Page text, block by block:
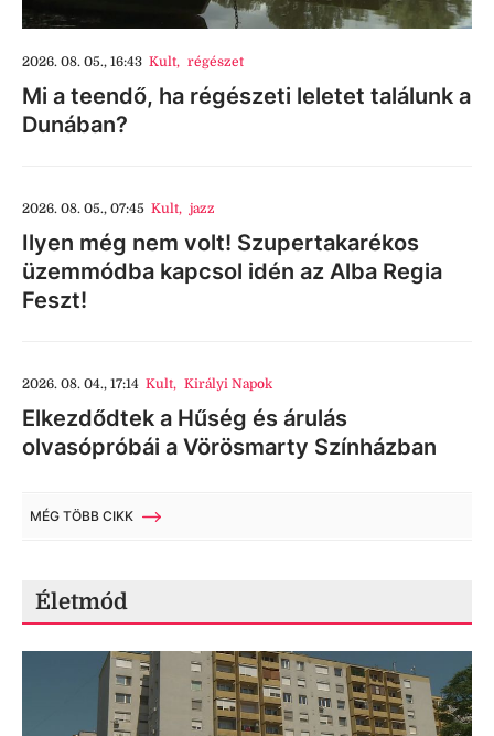
2026. 08. 05., 16:43 Kult, régészet
Mi a teendő, ha régészeti leletet találunk a
Dunában?
2026. 08. 05., 07:45 Kult, jazz
Ilyen még nem volt! Szupertakarékos
üzemmódba kapcsol idén az Alba Regia
Feszt!
2026. 08. 04., 17:14 Kult, Királyi Napok
Elkezdődtek a Hűség és árulás
olvasópróbái a Vörösmarty Színházban
MÉG TÖBB CIKK
Életmód